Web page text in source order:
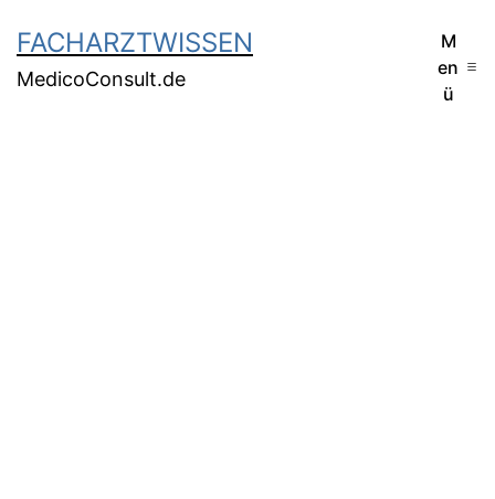
FACHARZTWISSEN
MedicoConsult.de
M
en
ü